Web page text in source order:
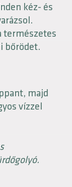
kéz- és
természetes
bőrödet.
majd
vízzel